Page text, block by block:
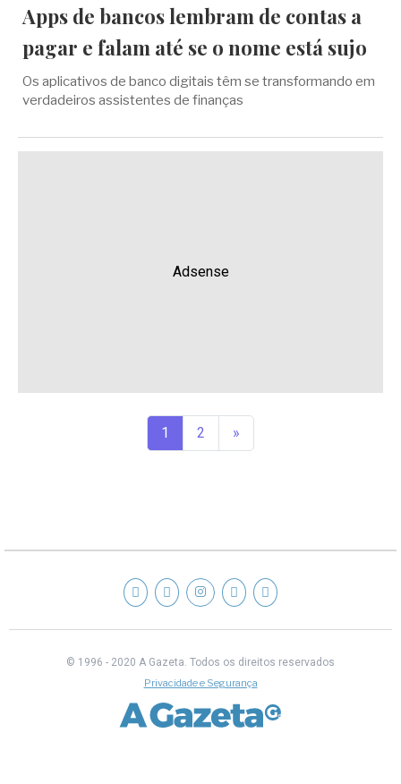
Apps de bancos lembram de contas a
pagar e falam até se o nome está sujo
Os aplicativos de banco digitais têm se transformando em
verdadeiros assistentes de finanças
Adsense
1 2 »
© 1996 - 2020 A Gazeta. Todos os direitos reservados
Privacidade e Segurança